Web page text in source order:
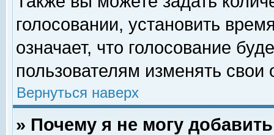
голосовании, установить
означает, что голосование
пользователям изменять свои
Вернуться наверх
» Почему я не могу